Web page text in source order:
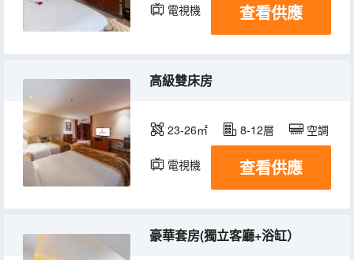
電視機 查看供應
高級雙床房
23-26㎡ 8-12層 空調
電視機 查看供應
豪華套房(獨立客廳+浴缸）